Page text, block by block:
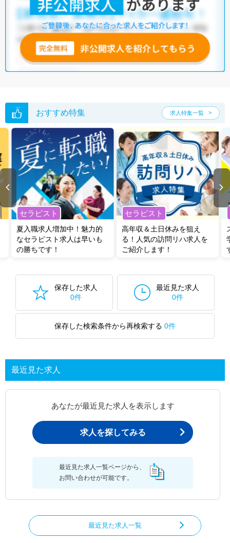
他の条件でも人気の求人がございますので、「こだわり条件」から検索
いただくか、お気軽にお問い合わせください。
全国の理学療法士求人から検索いただくことも可能です。
無料転職支援サービス
にお申し込みいただくと、ご希望条件をヒアリン
グした上で求人をご提案いたします。
ご希望条件がまだ定まっていない方は人気の希望条件をピックアップし
い。
おすすめ特集 求人特集一覧
セラピスト
夏入職求人増加中！魅力的
なセラピスト求人は早いも
の勝ちです！
セラピスト
高年収＆土日休みを狙え
る！人気の訪問リハ求人を
ご紹介します！
保存した求人
0件
最近見た求人
0件
保存した検索条件から再検索する 0件
最近見た求人
あなたが最近見た求人を表示します
求人を探してみる
最近見た求人一覧ページから、
お問い合わせが可能です。
最近見た求人一覧